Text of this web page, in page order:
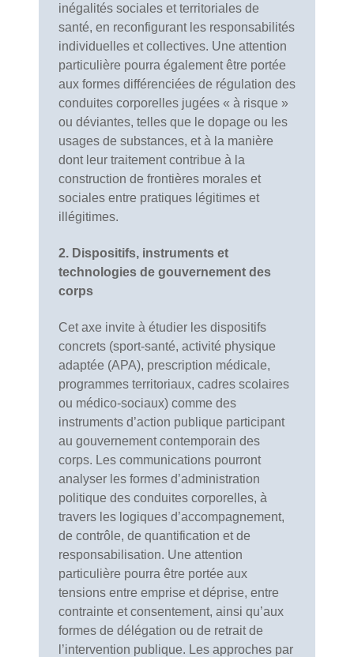
inégalités sociales et territoriales de
santé, en reconfigurant les responsabilités
individuelles et collectives. Une attention
particulière pourra également être portée
aux formes différenciées de régulation des
conduites corporelles jugées « à risque »
ou déviantes, telles que le dopage ou les
usages de substances, et à la manière
dont leur traitement contribue à la
construction de frontières morales et
sociales entre pratiques légitimes et
illégitimes.
2. Dispositifs, instruments et
technologies de gouvernement des
corps
Cet axe invite à étudier les dispositifs
concrets (sport-santé, activité physique
adaptée (APA), prescription médicale,
programmes territoriaux, cadres scolaires
ou médico-sociaux) comme des
instruments d’action publique participant
au gouvernement contemporain des
corps. Les communications pourront
analyser les formes d’administration
politique des conduites corporelles, à
travers les logiques d’accompagnement,
de contrôle, de quantification et de
responsabilisation. Une attention
particulière pourra être portée aux
tensions entre emprise et déprise, entre
contrainte et consentement, ainsi qu’aux
formes de délégation ou de retrait de
l’intervention publique. Les approches par